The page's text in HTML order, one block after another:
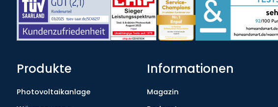
Produkte
Photovoltaikanlage
Informationen
Magazin